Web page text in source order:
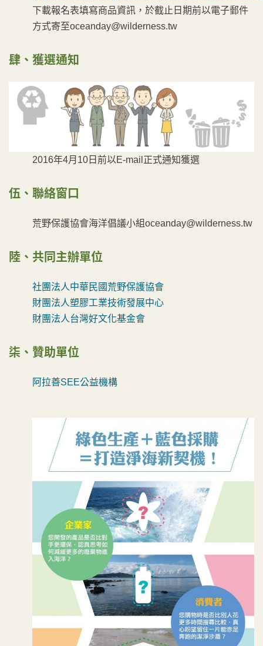
下載報名表填寫商品資訊，於截止日期前以電子郵件
方式寄至oceanday@wilderness.tw
肆、獲選通知
2016年4月10日前以E-mail正式通知獲選
伍、聯絡窗口
荒野保護協會海洋倡議小組oceanday@wilderness.tw
陸、共同主辦單位
社團法人中華民國荒野保護協會
財團法人塑膠工業技術發展中心
財團法人台灣好文化基金會
柒、贊助單位
阿拉善SEE公益機構